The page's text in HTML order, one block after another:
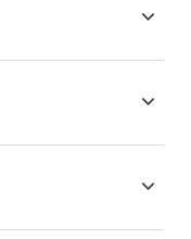
en exclusief